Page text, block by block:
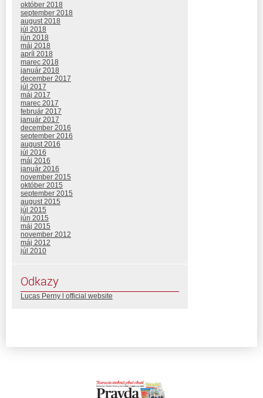
október 2018
september 2018
august 2018
júl 2018
jún 2018
máj 2018
apríl 2018
marec 2018
január 2018
december 2017
júl 2017
máj 2017
marec 2017
február 2017
január 2017
december 2016
september 2016
august 2016
júl 2016
máj 2016
január 2016
november 2015
október 2015
september 2015
august 2015
júl 2015
jún 2015
máj 2015
november 2012
máj 2012
júl 2010
Odkazy
Lucas Perny l official website